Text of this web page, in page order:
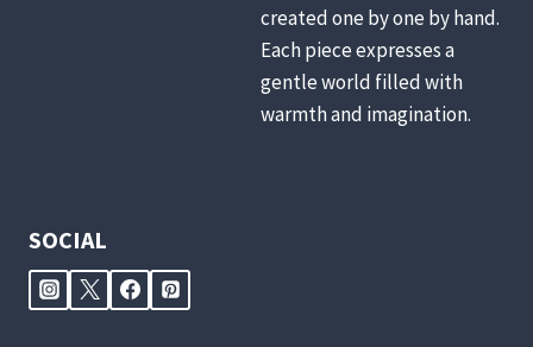
created one by one by hand.
Each piece expresses a
gentle world filled with
warmth and imagination.
SOCIAL